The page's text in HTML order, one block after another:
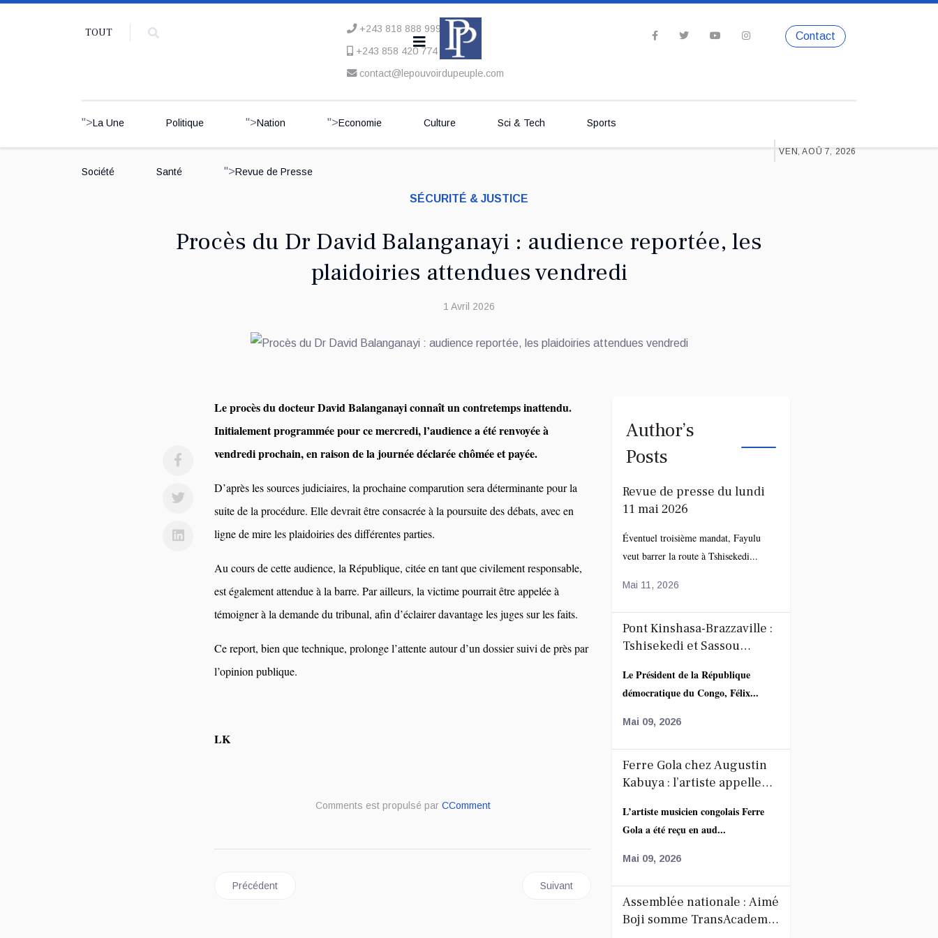
TOUT
+243 818 888 999
+243 858 420 774
contact@lepouvoirdupeuple.com
Contact
">La Une Politique ">Nation ">Economie Culture Sci & Tech Sports
Société Santé ">Revue de Presse
VEN, AOÛ 7, 2026
SÉCURITÉ & JUSTICE
Procès du Dr David Balanganayi : audience reportée, les
plaidoiries attendues vendredi
1 Avril 2026
Le procès du docteur David Balanganayi connaît un contretemps inattendu.
Initialement programmée pour ce mercredi, l’audience a été renvoyée à
vendredi prochain, en raison de la journée déclarée chômée et payée.
D’après les sources judiciaires, la prochaine comparution sera déterminante pour la
suite de la procédure. Elle devrait être consacrée à la poursuite des débats, avec en
ligne de mire les plaidoiries des différentes parties.
Au cours de cette audience, la République, citée en tant que civilement responsable,
est également attendue à la barre. Par ailleurs, la victime pourrait être appelée à
témoigner à la demande du tribunal, afin d’éclairer davantage les juges sur les faits.
Ce report, bien que technique, prolonge l’attente autour d’un dossier suivi de près par
l’opinion publique.
LK
Comments est propulsé par CComment
Article précédent : Ituri : une attaque meurtrière à Mambasa fait 43 morts et ravive l’inquiétude sécuritaire
Précédent Article suivant : RDC : audition des responsables de l’HGR de Kinkole dans l’affaire de
Suivant
Author’s
Posts
Revue de presse du lundi
11 mai 2026
Éventuel troisième mandat, Fayulu
veut barrer la route à Tshisekedi...
Mai 11, 2026
Pont Kinshasa-Brazzaville :
Tshisekedi et Sassou
autour du projet route-rail
Le Président de la République
démocratique du Congo, Félix...
Mai 09, 2026
Ferre Gola chez Augustin
Kabuya : l’artiste appelle
l’annonce de la décoration
de Fally Ipupa
L’artiste musicien congolais Ferre
Gola a été reçu en aud...
Mai 09, 2026
Assemblée nationale : Aimé
Boji somme TransAcademia